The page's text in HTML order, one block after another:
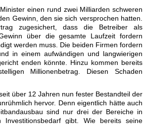
einen rund zwei Milliarden schweren
Gewinn, den sie sich versprochen hatten.
zugesichert, dass die Betreiber als
über die gesamte Laufzeit fordern
werden muss. Die beiden Firmen fordern
in einem aufwändigen und langwierigen
enden könnte. Hinzu kommen bereits
Millionenbetrag. Diesen Schaden
über 12 Jahren nun fester Bestandteil der
hervor. Denn eigentlich hätte auch
sind nur drei der Bereiche in
gibt. Wie bereits seine